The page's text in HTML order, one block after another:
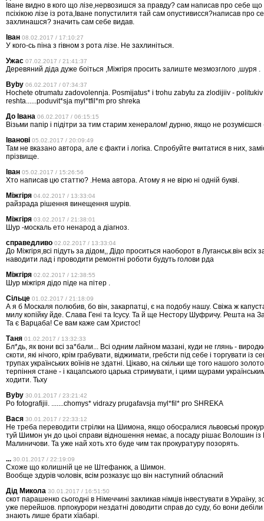
Іване видно в кого що лізе,нервозишся за правду? сам написав про себе що
псіхікою лізе із рота,Іване попустилитя тай сам опустивисся?написав про
захлинашся? значить сам себе видав.
Іван 08.02.2017 / 17:10:27
У кого-сь піна з гівном з рота лізе. Не захлиніться.
Ужас 07.02.2017 / 21:41:37
Деревяний діда дуже боіться ,Міжгіря просить залиште мезмозглого ,шуря .
Byby 06.02.2017 / 07:34:37
Hochete otrumatu zadovolennja. Posmijatus* i trohu zabytu za zlodijiiv -
reshta......poduvit*sja myl*tfil*m pro shreka
До Івана 06.02.2017 / 06:15:15
Візьми папір і підітри за тим старим хенералом! дурню, якщо не розумієшся
Іванові 05.02.2017 / 20:09:49
Там не вказано автора, але є факти і логіка. Спробуйте вчитатися в них,
прізвище.
Іван 05.02.2017 / 15:26:56
Хто написав цю статтю? .Нема автора. Атому я не вірю ні одній букві.
Міжгіря 04.02.2017 / 13:33:04
райзрада рішення винещення шурів.
Міжгіря 03.02.2017 / 21:38:01
Шур -москаль ето ненарод а діагноз.
справедливо 02.02.2017 / 13:33:04
До Міжгіря,всі підуть за дідом,, Дідо проситься наоборот в Луганськ.він всіх
наводити лад і проводити ремонтні роботи будуть голови рда
Міжгіря 02.02.2017 / 12:38:55
Шур міжгіря дідо піде на пітер .
Сільце 01.02.2017 / 21:18:09
А я б Москаля полюбив, бо він, закарпатці, є на подобу нашу. Свіжа ж
милу копійку йде. Слава Гені та Ісусу. Та й ще Нестору Шуфричу. Решта на
Та є Варцаба! Се вам каже сам Христос!
Таня 01.02.2017 / 13:32:33
Бл*дь, як вони всі за*бали... Всі одним лайном мазані, куди не глянь - виродки
скоти, які нічого, крім грабувати, віджимати, гребсти під себе і торгувати із
трупах українських воїнів не здатні. Цікаво, на скільки ще того нашого
терпіння стане - і кацапського царька стримувати, і цими щурами
ходити. Тьху
Byby 30.01.2017 / 23:21:42
Po fotografijii. .......chomys* vidrazy prugafavsja myl*fil* pro SHREKA
Вася 30.01.2017 / 22:33:12
Не треба переводити стрілки на Шимона, якщо обосралися львовські
туй Шимон ун до цьоі справи відношення немає, а посаду рішає Волошин із
Малиничови. Та уже най хоть хто буде чим так прокуратуру позорять.
... 30.01.2017 / 22:19:09
Схоже що колишній це не Штефанюк, а Шимон.
Вообще здурів чоловік, всім розказує що він наступний обласний
Дід Микола 30.01.2017 / 16:51:50
скот парашенко сьогодні в Німеччині закликав німців інвестувати в Україну,
уже перейшов. прпокурори нездатні доводити справ до суду, бо вони дебіли
знають лише брати хїабарі.